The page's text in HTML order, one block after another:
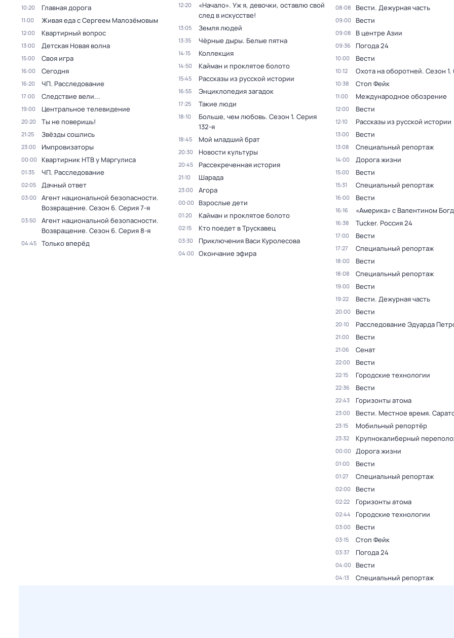
10:20 Главная дорога
11:00 Живая еда с Сергеем Малозёмовым
12:00 Квартирный вопрос
13:00 Детская Новая волна
15:00 Своя игра
16:00 Сегодня
16:20 ЧП. Расследование
17:00 Следствие вели...
19:00 Центральное телевидение
20:20 Ты не поверишь!
21:25 Звёзды сошлись
23:00 Импровизаторы
00:00 Квартирник НТВ у Маргулиса
01:35 ЧП. Расследование
02:05 Дачный ответ
03:00
Агент национальной безопасности.
Возвращение. Сезон 6. Серия 7-я
03:50
Агент национальной безопасности.
Возвращение. Сезон 6. Серия 8-я
04:45 Только вперёд
12:20
«Начало». Уж я, девочки, оставлю свой
след в искусстве!
13:05 Земля людей
13:35 Чёрные дыры. Белые пятна
14:15 Коллекция
14:50 Кайман и проклятое болото
15:45 Рассказы из русской истории
16:55 Энциклопедия загадок
17:25 Такие люди
18:10 Больше, чем любовь. Сезон 1. Серия
132-я
18:45 Мой младший брат
20:30 Новости культуры
20:45 Рассекреченная история
21:10 Шарада
23:00 Агора
00:00 Взрослые дети
01:20 Кайман и проклятое болото
02:15 Кто поедет в Трускавец
03:30 Приключения Васи Куролесова
04:00 Окончание эфира
08:08 Вести. Дежурная часть
09:00 Вести
09:08 В центре Азии
09:36 Погода 24
10:00 Вести
10:12 Охота на оборотней. Сезон 1.
10:38 Стоп Фейк
11:00 Международное обозрение
12:00 Вести
12:10 Рассказы из русской истории
13:00 Вести
13:08 Специальный репортаж
14:00 Дорога жизни
15:00 Вести
15:31 Специальный репортаж
16:00 Вести
16:16 «Америка» с Валентином
16:38 Tucker. Россия 24
17:00 Вести
17:27 Специальный репортаж
18:00 Вести
18:08 Специальный репортаж
19:00 Вести
19:22 Вести. Дежурная часть
20:00 Вести
20:10 Расследование Эдуарда
21:00 Вести
21:06 Сенат
22:00 Вести
22:15 Городские технологии
22:36 Вести
22:43 Горизонты атома
23:00 Вести. Местное время.
23:15 Мобильный репортёр
23:32 Крупнокалиберный
00:00 Дорога жизни
01:00 Вести
01:27 Специальный репортаж
02:00 Вести
02:22 Горизонты атома
02:44 Городские технологии
03:00 Вести
03:15 Стоп Фейк
03:37 Погода 24
04:00 Вести
04:13 Специальный репортаж